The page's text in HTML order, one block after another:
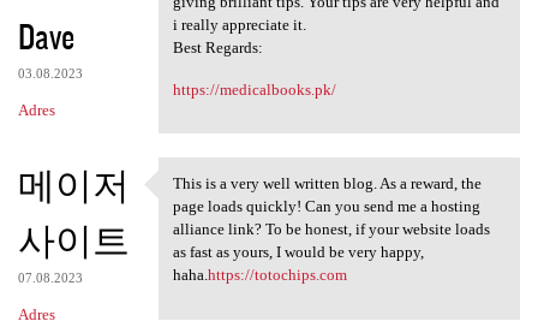
Dave
03.08.2023
Adres
i really appreciate it.
Best Regards:
https://medicalbooks.pk/
메이저
사이트
07.08.2023
Adres
This is a very well written
This is a very well written blog. As a reward, the
page loads quickly! Can you send me a hosting
alliance link? To be honest, if your website loads
as fast as yours, I would be very happy,
haha.https://totochips.com